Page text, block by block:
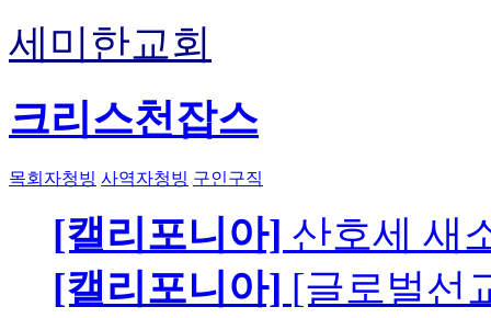
세미한교회
크리스천잡스
목회자청빙 사역자청빙 구인구직
[캘리포니아] 산호세 새
[캘리포니아] [글로벌선